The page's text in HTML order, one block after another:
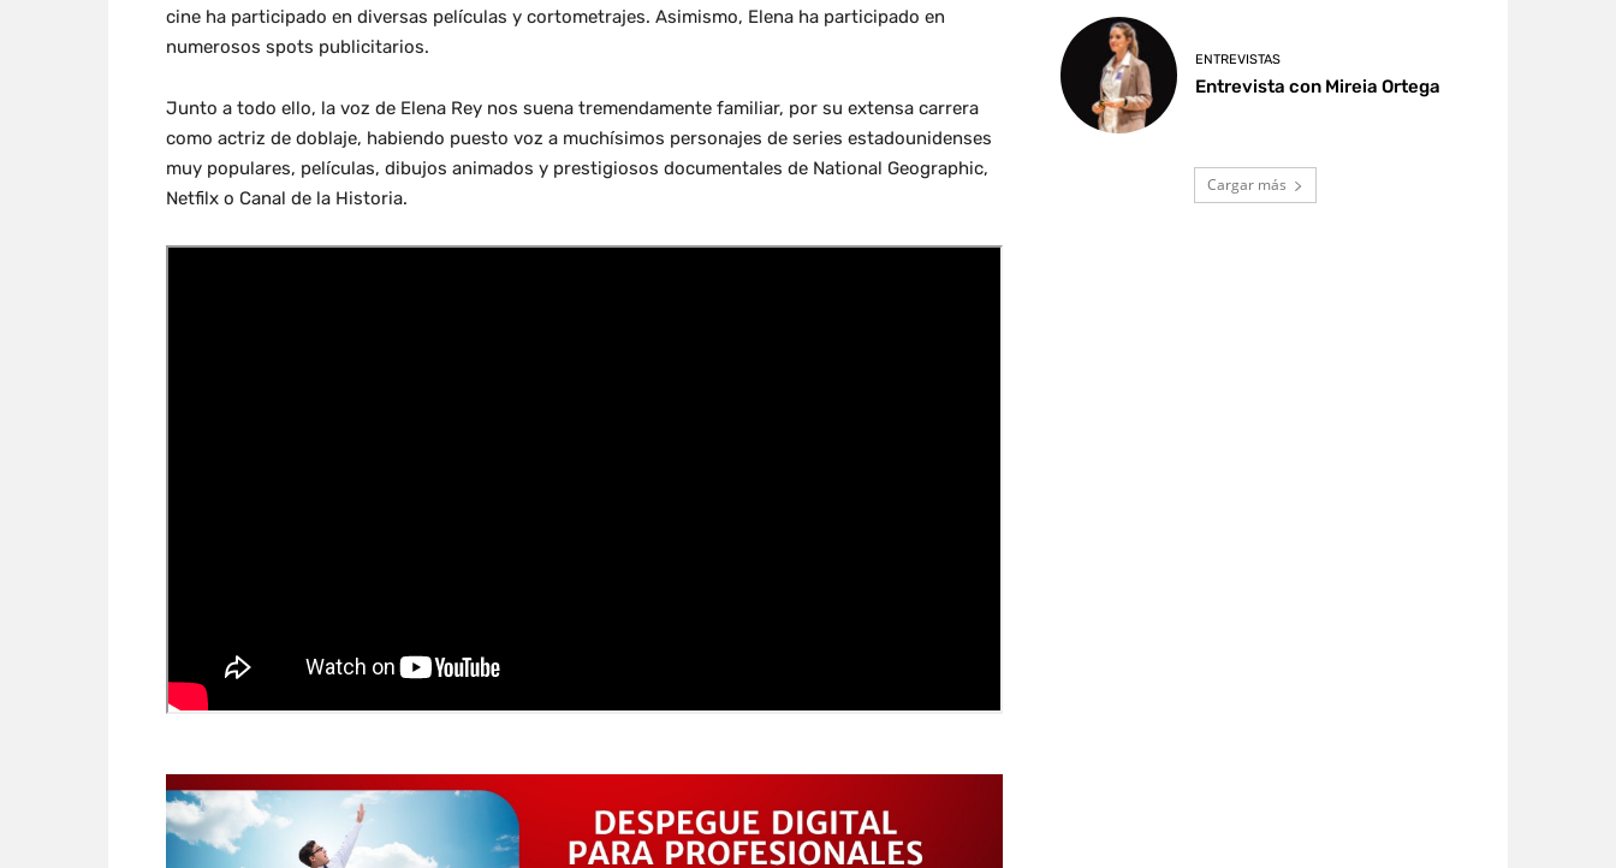
cine ha participado en diversas películas y cortometrajes. Asimismo, Elena ha participado en
numerosos spots publicitarios.
Junto a todo ello, la voz de Elena Rey nos suena tremendamente familiar, por su extensa carrera
como actriz de doblaje, habiendo puesto voz a muchísimos personajes de series estadounidenses
muy populares, películas, dibujos animados y prestigiosos documentales de National Geographic,
Netfilx o Canal de la Historia.
ENTREVISTAS
Entrevista con Mireia Ortega
Cargar más